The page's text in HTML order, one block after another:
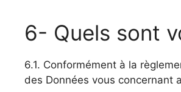
6- Quels sont
6.1. Conformément à la
des Données vous concernant